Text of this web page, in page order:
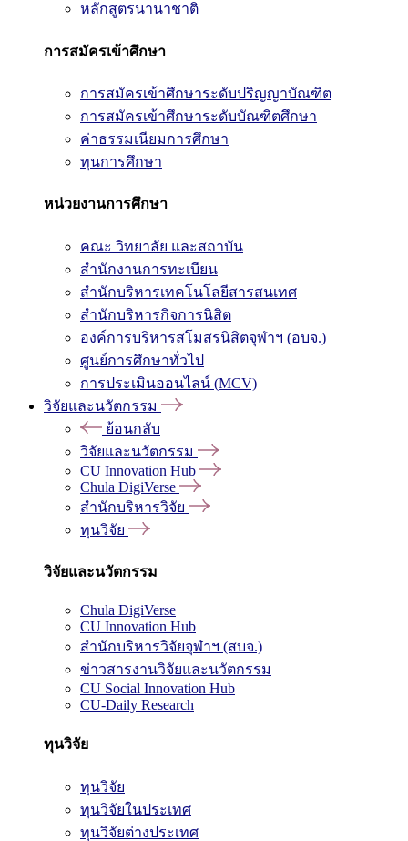
หลักสูตรนานาชาติ
การสมัครเข้าศึกษา
การสมัครเข้าศึกษาระดับปริญญาบัณฑิต
การสมัครเข้าศึกษาระดับบัณฑิตศึกษา
ค่าธรรมเนียมการศึกษา
ทุนการศึกษา
หน่วยงานการศึกษา
คณะ วิทยาลัย และสถาบัน
สำนักงานการทะเบียน
สำนักบริหารเทคโนโลยีสารสนเทศ
สำนักบริหารกิจการนิสิต
องค์การบริหารสโมสรนิสิตจุฬาฯ (อบจ.)
ศูนย์การศึกษาทั่วไป
การประเมินออนไลน์ (MCV)
วิจัยและนวัตกรรม
ย้อนกลับ
วิจัยและนวัตกรรม
CU Innovation Hub
Chula DigiVerse
สำนักบริหารวิจัย
ทุนวิจัย
วิจัยและนวัตกรรม
Chula DigiVerse
CU Innovation Hub
สำนักบริหารวิจัยจุฬาฯ (สบจ.)
ข่าวสารงานวิจัยและนวัตกรรม
CU Social Innovation Hub
CU-Daily Research
ทุนวิจัย
ทุนวิจัย
ทุนวิจัยในประเทศ
ทุนวิจัยต่างประเทศ